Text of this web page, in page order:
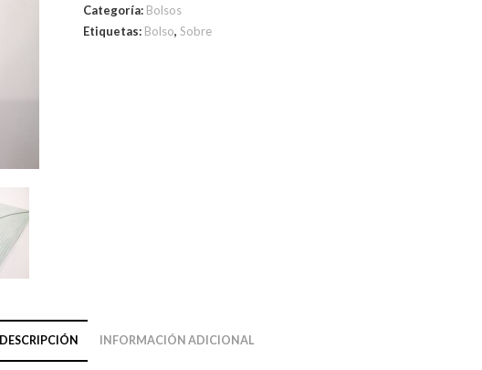
Categoría: Bolsos
Etiquetas: Bolso, Sobre
DESCRIPCIÓN INFORMACIÓN ADICIONAL